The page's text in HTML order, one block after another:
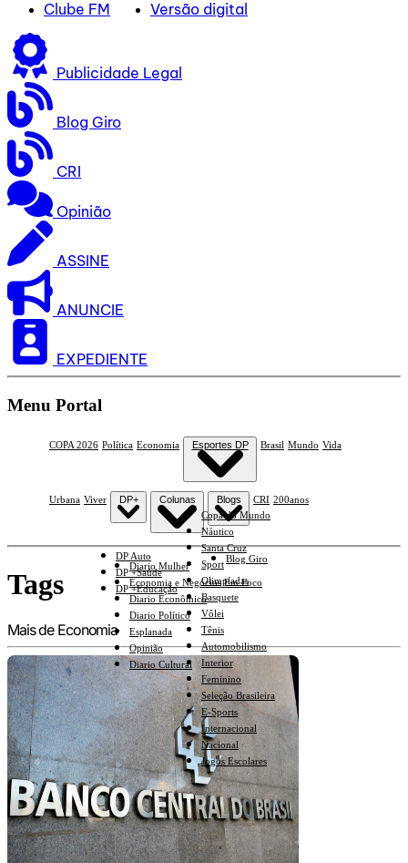
Clube FM Versão digital
Publicidade Legal
Blog Giro
CRI
Opinião
ASSINE
ANUNCIE
EXPEDIENTE
Menu Portal
COPA 2026 Política Economia Esportes DP
Copa do Mundo
Náutico
Santa Cruz
Sport
Olimpíadas
Basquete
Vôlei
Tênis
Automobilismo
Interior
Feminino
Seleção Brasileira
E-Sports
Internacional
Nacional
Jogos Escolares
Brasil Mundo Vida
Urbana Viver DP+
DP Auto
DP +Saúde
DP +Educação
Colunas
Diario Mulher
Economia e Negócios Em Foco
Diario Econômico
Diario Político
Esplanada
Opinião
Diario Cultural
Blogs
Blog Giro
CRI 200anos
Tags
Mais de Economia